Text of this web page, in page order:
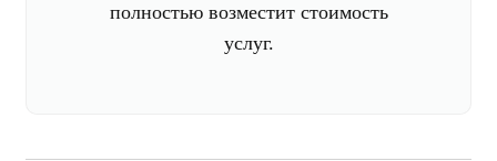
полностью возместит стоимость
услуг.